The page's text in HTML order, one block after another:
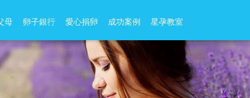
母 卵子銀行 愛心捐卵 成功案例 星孕教室